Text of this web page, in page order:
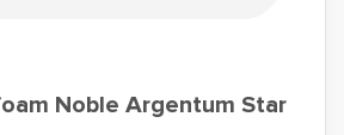
Noble Argentum Star